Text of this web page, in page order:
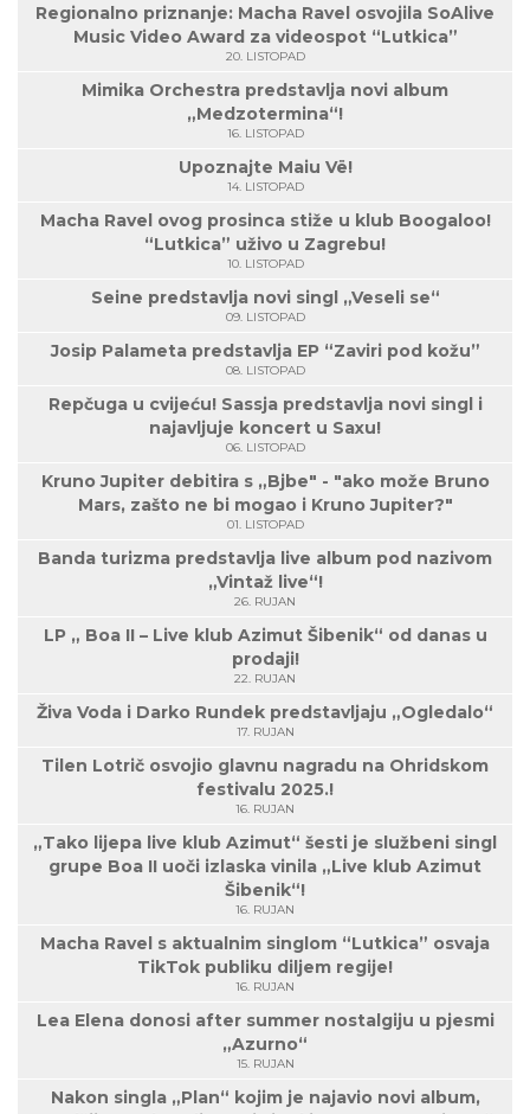
Regionalno priznanje: Macha Ravel osvojila SoAlive
Music Video Award za videospot “Lutkica”
20. LISTOPAD
Mimika Orchestra predstavlja novi album
„Medzotermina“!
16. LISTOPAD
Upoznajte Maiu Vë!
14. LISTOPAD
Macha Ravel ovog prosinca stiže u klub Boogaloo!
“Lutkica” uživo u Zagrebu!
10. LISTOPAD
Seine predstavlja novi singl „Veseli se“
09. LISTOPAD
Josip Palameta predstavlja EP “Zaviri pod kožu”
08. LISTOPAD
Repčuga u cvijeću! Sassja predstavlja novi singl i
najavljuje koncert u Saxu!
06. LISTOPAD
Kruno Jupiter debitira s „Bjbe" - "ako može Bruno
Mars, zašto ne bi mogao i Kruno Jupiter?"
01. LISTOPAD
Banda turizma predstavlja live album pod nazivom
„Vintaž live“!
26. RUJAN
LP „ Boa II – Live klub Azimut Šibenik“ od danas u
prodaji!
22. RUJAN
Živa Voda i Darko Rundek predstavljaju „Ogledalo“
17. RUJAN
Tilen Lotrič osvojio glavnu nagradu na Ohridskom
festivalu 2025.!
16. RUJAN
„Tako lijepa live klub Azimut“ šesti je službeni singl
grupe Boa II uoči izlaska vinila „Live klub Azimut
Šibenik“!
16. RUJAN
Macha Ravel s aktualnim singlom “Lutkica” osvaja
TikTok publiku diljem regije!
16. RUJAN
Lea Elena donosi after summer nostalgiju u pjesmi
„Azurno“
15. RUJAN
Nakon singla „Plan“ kojim je najavio novi album,